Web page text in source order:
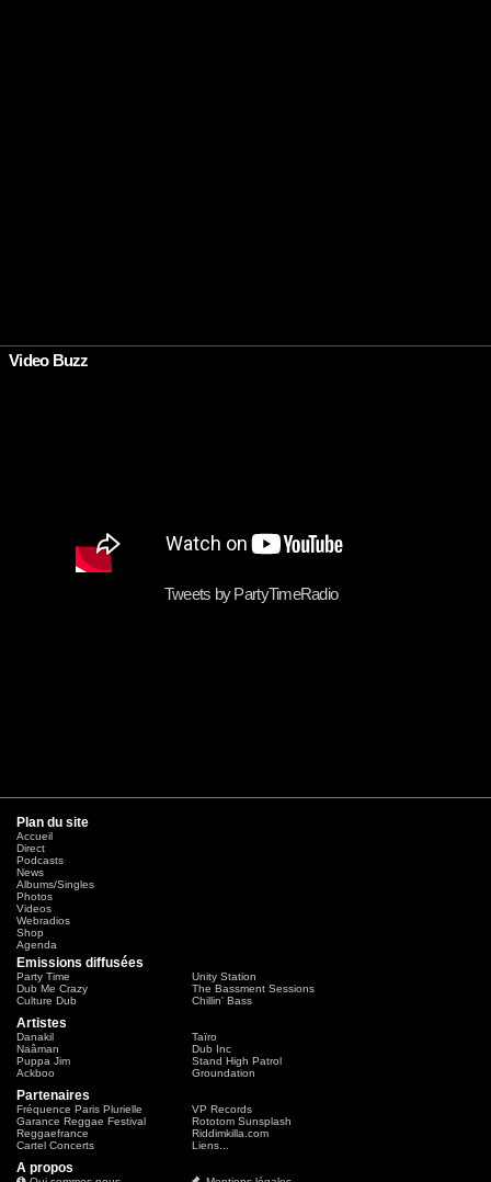
Video Buzz
Tweets by PartyTimeRadio
Plan du site
Accueil
Direct
Podcasts
News
Albums/Singles
Photos
Videos
Webradios
Shop
Agenda
Emissions diffusées
Party Time
Unity Station
Dub Me Crazy
The Bassment Sessions
Culture Dub
Chillin' Bass
Artistes
Danakil
Taïro
Naâman
Dub Inc
Puppa Jim
Stand High Patrol
Ackboo
Groundation
Partenaires
Fréquence Paris Plurielle
VP Records
Garance Reggae Festival
Rototom Sunsplash
Reggaefrance
Riddimkilla.com
Cartel Concerts
Liens...
A propos